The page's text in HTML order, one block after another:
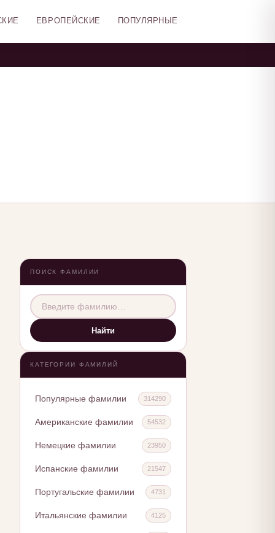
ЕВРОПЕЙСКИЕ ПОПУЛЯРНЫЕ
ПОИСК ФАМИЛИИ
Найти
КАТЕГОРИИ ФАМИЛИЙ
Популярные фамилии 314290
Американские фамилии 54532
Немецкие фамилии 23950
Испанские фамилии 21547
Португальские фамилии 4731
Итальянские фамилии 4125